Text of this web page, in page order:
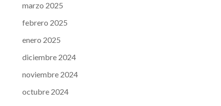
marzo 2025
febrero 2025
enero 2025
diciembre 2024
noviembre 2024
octubre 2024